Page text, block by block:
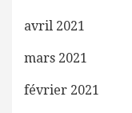
avril 2021
mars 2021
février 2021